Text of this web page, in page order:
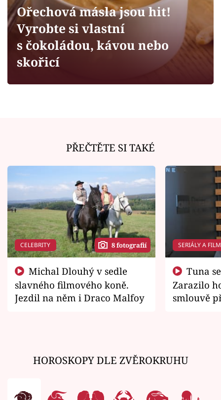
Sledujte prima+
Filmový festival Karlovy Vary
Sledujte nás
Ořechová másla jsou hit!
Vyrobte si vlastní
s čokoládou, kávou nebo
skořicí
PŘEČTĚTE SI TAKÉ
CELEBRITY 8 fotografií
slavného filmového koně.
Jezdil na něm i Draco Malfoy
SERIÁLY A
Zarazilo
smlouvě
HOROSKOPY DLE ZVĚROKRUHU